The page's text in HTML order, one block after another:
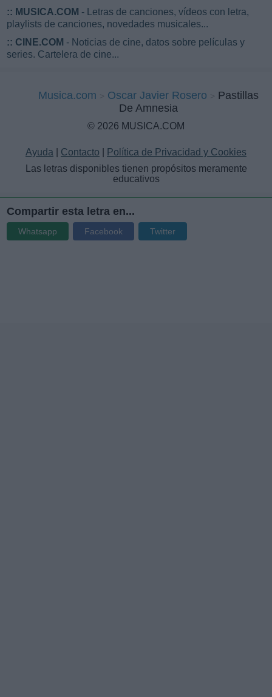
:: MUSICA.COM - Letras de canciones, vídeos con letra,
playlists de canciones, novedades musicales...
:: CINE.COM - Noticias de cine, datos sobre películas y
series. Cartelera de cine...
Musica.com Oscar Javier Rosero
Pastillas
De Amnesia
© 2026 MUSICA.COM
Ayuda Contacto
Política de Privacidad y Cookies
Las letras disponibles tienen propósitos meramente
educativos
Compartir esta letra en...
Whatsapp Facebook Twitter